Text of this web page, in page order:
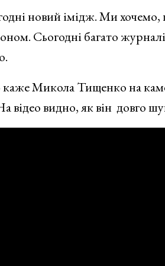
новий імідж. Ми хочемо,
Сьогодні багато
каже Микола Тищенко на
відео видно, як він довго